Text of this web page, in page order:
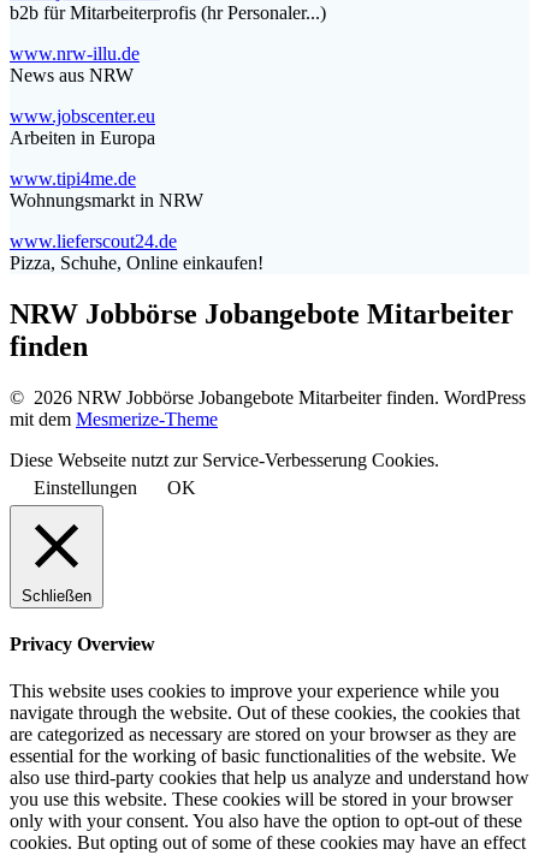
b2b für Mitarbeiterprofis (hr Personaler...)
www.nrw-illu.de
News aus NRW
www.jobscenter.eu
Arbeiten in Europa
www.tipi4me.de
Wohnungsmarkt in NRW
www.lieferscout24.de
Pizza, Schuhe, Online einkaufen!
NRW Jobbörse Jobangebote Mitarbeiter
finden
© 2026 NRW Jobbörse Jobangebote Mitarbeiter finden. WordPress
mit dem Mesmerize-Theme
Diese Webseite nutzt zur Service-Verbesserung Cookies.
Einstellungen
OK
Schließen
Privacy Overview
This website uses cookies to improve your experience while you
navigate through the website. Out of these cookies, the cookies that
are categorized as necessary are stored on your browser as they are
essential for the working of basic functionalities of the website. We
also use third-party cookies that help us analyze and understand how
you use this website. These cookies will be stored in your browser
only with your consent. You also have the option to opt-out of these
cookies. But opting out of some of these cookies may have an effect